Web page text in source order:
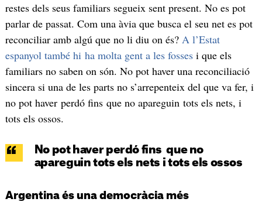
restes dels seus familiars segueix sent present. No es pot
parlar de passat. Com una àvia que busca el seu net es pot
reconciliar amb algú que no li diu on és? A l’Estat
espanyol també hi ha molta gent a les fossesi que els
familiars no saben on són. No pot haver una reconciliació
sincera si una de les parts no s’arrepenteix del que va fer, i
no pot haver perdó fins que no apareguin tots els nets, i
tots els ossos.
No pot haver perdó fins que no
apareguin tots els nets i tots els ossos
Argentina és una democràcia més